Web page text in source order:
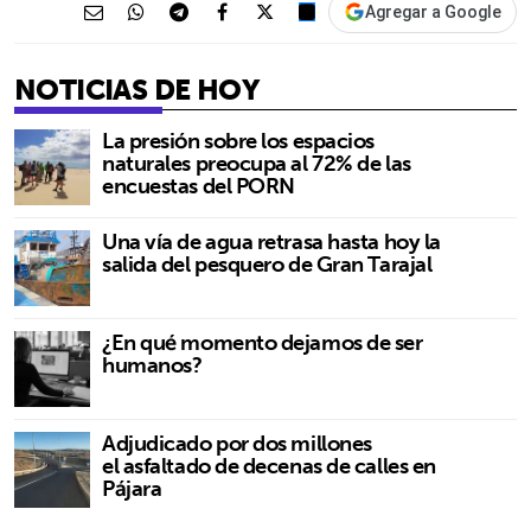
Agregar a Google
NOTICIAS DE HOY
La presión sobre los espacios
naturales preocupa al 72% de las
encuestas del PORN
Una vía de agua retrasa hasta hoy la
salida del pesquero de Gran Tarajal
¿En qué momento dejamos de ser
humanos?
Adjudicado por dos millones
el asfaltado de decenas de calles en
Pájara